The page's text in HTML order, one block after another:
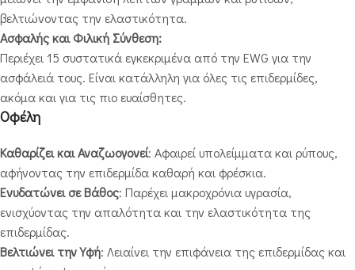
βελτιώνοντας την ελαστικότητα.
Ασφαλής και Φιλική Σύνθεση:
Περιέχει 15 συστατικά εγκεκριμένα από την EWG για την
ασφάλειά τους. Είναι κατάλληλη για όλες τις επιδερμίδες,
ακόμα και για τις πιο ευαίσθητες.
Οφέλη
Καθαρίζει και Αναζωογονεί: Αφαιρεί υπολείμματα και ρύπους,
αφήνοντας την επιδερμίδα καθαρή και φρέσκια.
Ενυδατώνει σε Βάθος: Παρέχει μακροχρόνια υγρασία,
ενισχύοντας την απαλότητα και την ελαστικότητα της
επιδερμίδας.
Βελτιώνει την Υφή: Λειαίνει την επιφάνεια της επιδερμίδας και